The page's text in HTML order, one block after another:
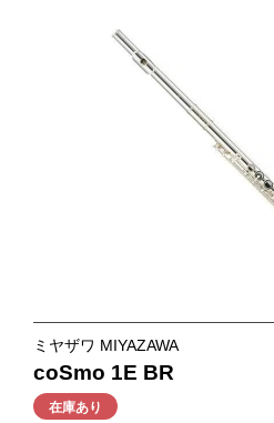
ミヤザワ MIYAZAWA
coSmo 1E BR
在庫あり